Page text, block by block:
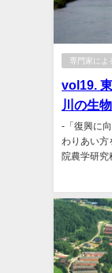
専門家によ
vol19.
川の生
-「復興に
わりあい方
院農学研究